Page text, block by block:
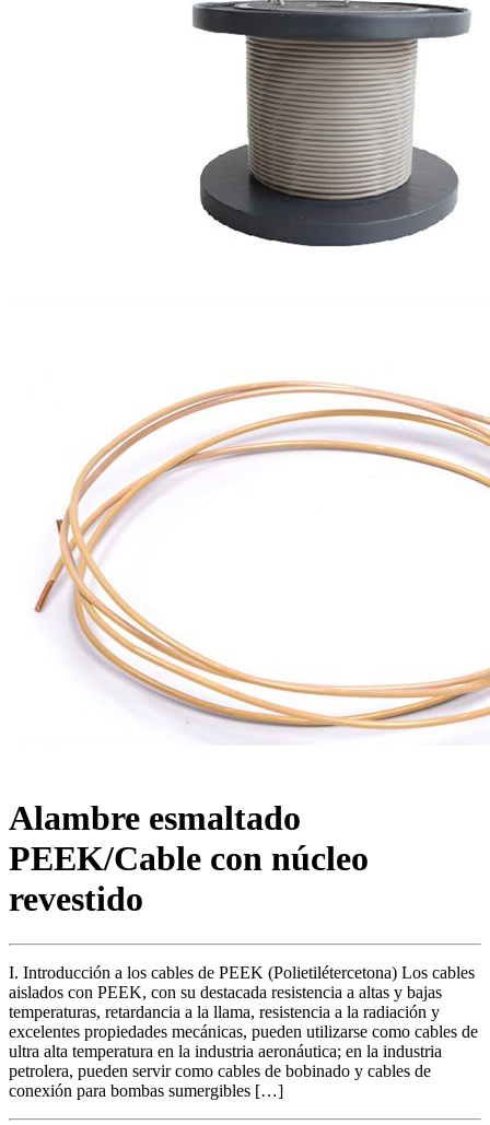
Alambre esmaltado
PEEK/Cable con núcleo
revestido
I. Introducción a los cables de PEEK (Polietilétercetona) Los cables
aislados con PEEK, con su destacada resistencia a altas y bajas
temperaturas, retardancia a la llama, resistencia a la radiación y
excelentes propiedades mecánicas, pueden utilizarse como cables de
ultra alta temperatura en la industria aeronáutica; en la industria
petrolera, pueden servir como cables de bobinado y cables de
conexión para bombas sumergibles […]